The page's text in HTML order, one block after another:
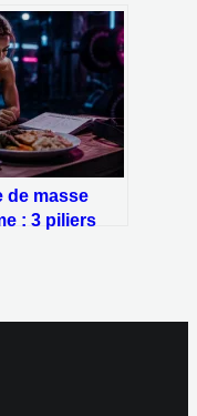
et 3 leviers
transformer
physique
superflu
de masse
: 3 piliers